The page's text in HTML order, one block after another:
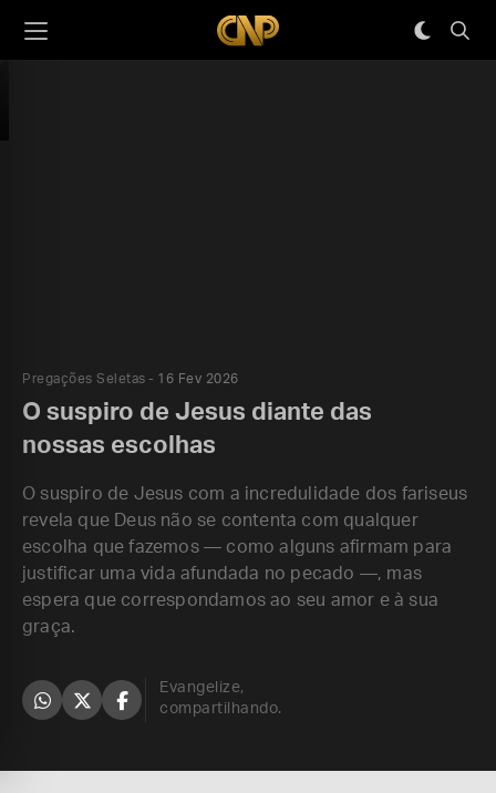
Pregações Seletas 16 Fev 2026
O suspiro de Jesus diante das
nossas escolhas
O suspiro de Jesus com a incredulidade dos fariseus
revela que Deus não se contenta com qualquer
escolha que fazemos — como alguns afirmam para
justificar uma vida afundada no pecado —, mas
espera que correspondamos ao seu amor e à sua
graça.
Evangelize,
compartilhando.